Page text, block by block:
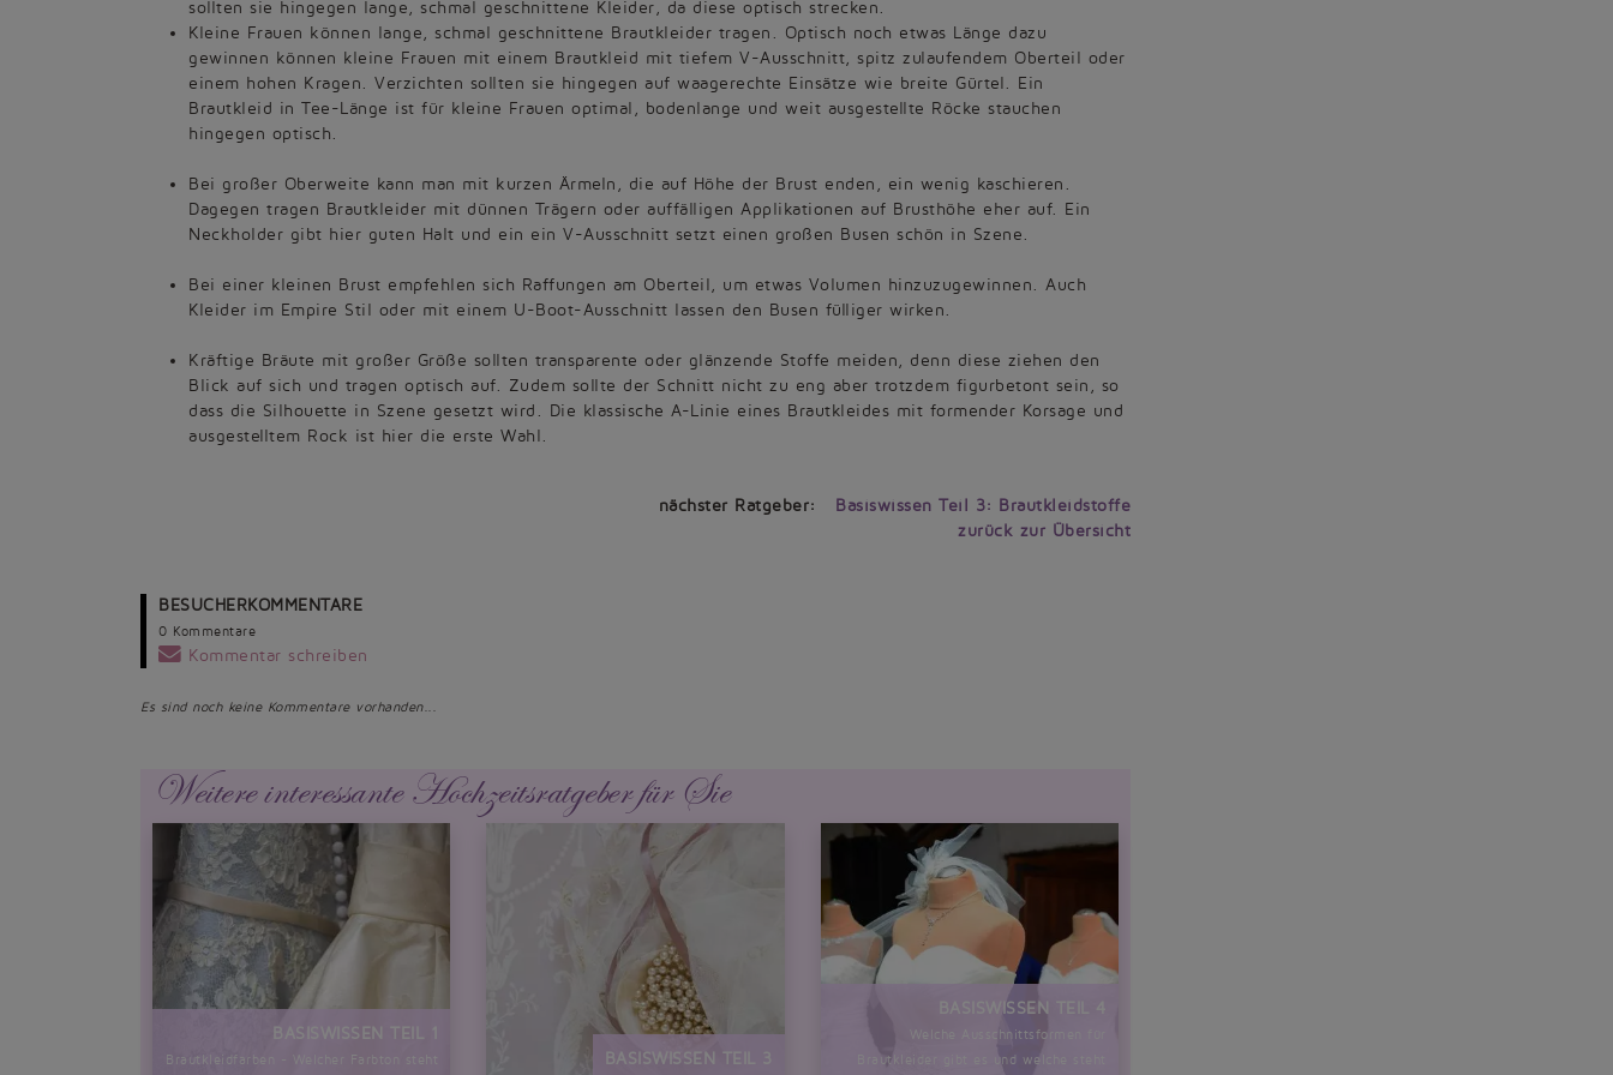
sollten sie hingegen lange, schmal geschnittene Kleider, da diese optisch strecken.
Kleine Frauen können lange, schmal geschnittene Brautkleider tragen. Optisch noch etwas Länge dazu
gewinnen können kleine Frauen mit einem Brautkleid mit tiefem V-Ausschnitt, spitz zulaufendem Oberteil oder
einem hohen Kragen. Verzichten sollten sie hingegen auf waagerechte Einsätze wie breite Gürtel. Ein
Brautkleid in Tee-Länge ist für kleine Frauen optimal, bodenlange und weit ausgestellte Röcke stauchen
hingegen optisch.
Bei großer Oberweite kann man mit kurzen Ärmeln, die auf Höhe der Brust enden, ein wenig kaschieren.
Dagegen tragen Brautkleider mit dünnen Trägern oder auffälligen Applikationen auf Brusthöhe eher auf. Ein
Neckholder gibt hier guten Halt und ein ein V-Ausschnitt setzt einen großen Busen schön in Szene.
Bei einer kleinen Brust empfehlen sich Raffungen am Oberteil, um etwas Volumen hinzuzugewinnen. Auch
Kleider im Empire Stil oder mit einem U-Boot-Ausschnitt lassen den Busen fülliger wirken.
Kräftige Bräute mit großer Größe sollten transparente oder glänzende Stoffe meiden, denn diese ziehen den
Blick auf sich und tragen optisch auf. Zudem sollte der Schnitt nicht zu eng aber trotzdem figurbetont sein, so
dass die Silhouette in Szene gesetzt wird. Die klassische A-Linie eines Brautkleides mit formender Korsage und
ausgestelltem Rock ist hier die erste Wahl.
nächster Ratgeber:
Basiswissen Teil 3: Brautkleidstoffe
zurück zur Übersicht
BESUCHERKOMMENTARE
0 Kommentare
Kommentar schreiben
Es sind noch keine Kommentare vorhanden...
Weitere interessante Hochzeitsratgeber für Sie
BASISWISSEN TEIL 1
Brautkleidfarben - Welcher Farbton steht BASISWISSEN TEIL 3
BASISWISSEN TEIL 4
Welche Ausschnittsformen für
Brautkleider gibt es und welche steht